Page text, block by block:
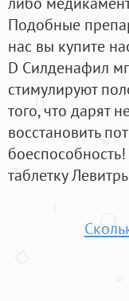
Подобные
нас вы купите
D Силденафил
стимулируют
того, что дарят
восстановить
таблетку